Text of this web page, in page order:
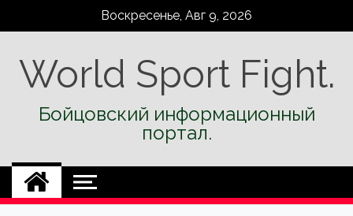
Воскресенье, Авг 9, 2026
World Sport Fight.
Бойцовский информационный
портал.